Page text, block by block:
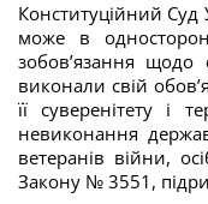
Конституційний
може в
зобов’язання щодо
виконали свій
її суверенітету і
невиконання
ветеранів війни,
Закону № 3551,